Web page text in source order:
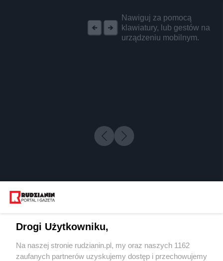
Nawiguj za pomocą
klawiatury, lub gestów na
urządzeniu mobilnym.
Wydawca mediów
Drogi Użytkowniku,
Na naszej stronie rudzianin.pl, my oraz naszych 1162
zaufanych partnerów uzyskujemy dostęp i przechowujemy